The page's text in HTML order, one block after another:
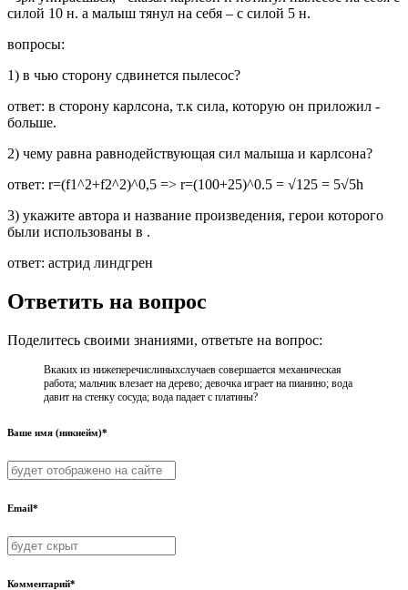
силой 10 н. а малыш тянул на себя – с силой 5 н.
вопросы:
1) в чью сторону сдвинется пылесос?
ответ: в сторону карлсона, т.к сила, которую он приложил -
больше.
2) чему равна равнодействующая сил малыша и карлсона?
ответ: r=(f1^2+f2^2)^0,5 => r=(100+25)^0.5 = √125 = 5√5h
3) укажите автора и название произведения, герои которого
были использованы в .
ответ: астрид линдгрен
Ответить на вопрос
Поделитесь своими знаниями, ответьте на вопрос:
Вкаких из нижеперечислиныхслучаев совершается механическая
работа; мальчик влезает на дерево; девочка играет на пианино; вода
давит на стенку сосуда; вода падает с платины?
Ваше имя (никнейм)*
Email*
Комментарий*